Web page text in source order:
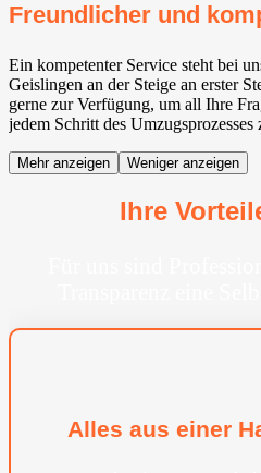
Freundlicher und
Ein kompetenter Service steht bei
Geislingen an der Steige an erster
gerne zur Verfügung, um all Ihre
jedem Schritt des Umzugsprozesses
Mehr anzeigen Weniger anzeigen
Ihre
Alles aus einer